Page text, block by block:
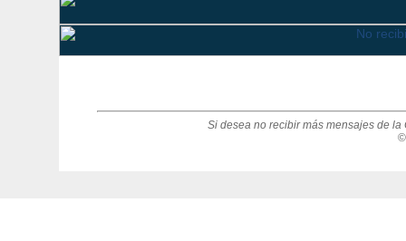
Si desea no recibir más mensajes de